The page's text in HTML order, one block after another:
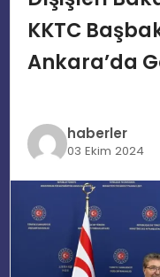
SIYASET
EĞITIM
KKTC
Ankara’da
haberler
03 Ekim 2024